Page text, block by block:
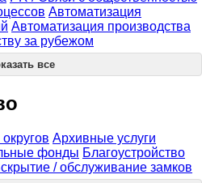
Автоматизация
Автоматизация производства
за рубежом
все
Архивные услуги
фонды Благоустройство
/ обслуживание замков